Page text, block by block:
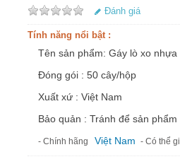
Đánh giá
Tính năng nổi bật :
Tên sản phẩm: Gáy lò xo nhựa
Đóng gói : 50 cây/hộp
Xuất xứ : Việt Nam
Bảo quản : Tránh để sản
- Chính hãng Việt Nam - Có thể